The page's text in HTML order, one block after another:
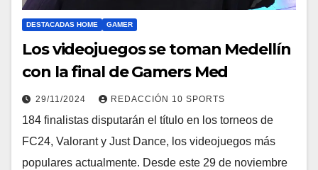
DESTACADAS HOME GAMER
Los videojuegos se toman Medellín
con la final de Gamers Med
29/11/2024 REDACCIÓN 10 SPORTS
184 finalistas disputarán el título en los torneos de
FC24, Valorant y Just Dance, los videojuegos más
populares actualmente. Desde este 29 de noviembre